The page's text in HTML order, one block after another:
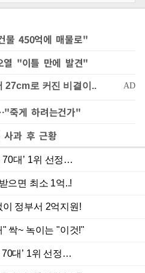
물 450억에 매물로"
열 "이틀 만에 발견"
죽게 하려는건가"
과 후 근황